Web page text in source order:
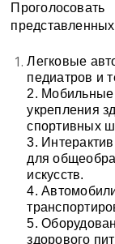
Легковые
педиатров и
2.
укрепления
спортивных
3.
для
искусств.
4.
5.
здорового